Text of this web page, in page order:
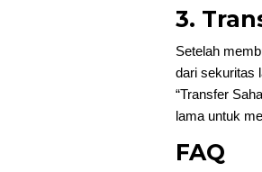
3.
Setelah
dari sekuritas
“Transfer
lama untuk
FAQ